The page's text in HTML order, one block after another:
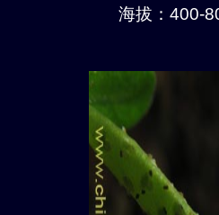
海拔：400-